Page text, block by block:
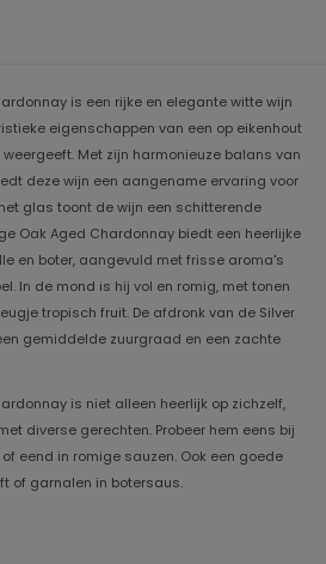
is een rijke en elegante witte wijn
eigenschappen van een op eikenhout
Met zijn harmonieuze balans van
deze wijn een aangename ervaring voor
glas toont de wijn een schitterende
Oak Aged Chardonnay biedt een heerlijke
en boter, aangevuld met frisse aroma's
In de mond is hij vol en romig, met tonen
tropisch fruit. De afdronk van de Silver
gemiddelde zuurgraad en een zachte
is niet alleen heerlijk op zichzelf,
diverse gerechten. Probeer hem eens bij
eend in romige sauzen. Ook een goede
of garnalen in botersaus.